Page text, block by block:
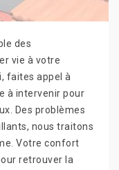
des
vie à votre
faites appel à
à intervenir pour
Des problèmes
nous traitons
Votre confort
retrouver la